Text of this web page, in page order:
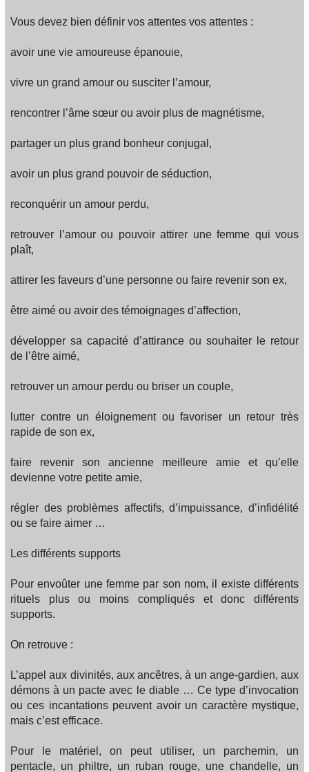
Vous devez bien définir vos attentes vos attentes :
avoir une vie amoureuse épanouie,
vivre un grand amour ou susciter l’amour,
rencontrer l’âme sœur ou avoir plus de magnétisme,
partager un plus grand bonheur conjugal,
avoir un plus grand pouvoir de séduction,
reconquérir un amour perdu,
retrouver l’amour ou pouvoir attirer une femme qui vous
plaît,
attirer les faveurs d’une personne ou faire revenir son ex,
être aimé ou avoir des témoignages d’affection,
développer sa capacité d’attirance ou souhaiter le retour
de l’être aimé,
retrouver un amour perdu ou briser un couple,
lutter contre un éloignement ou favoriser un retour très
rapide de son ex,
faire revenir son ancienne meilleure amie et qu’elle
devienne votre petite amie,
régler des problèmes affectifs, d’impuissance, d’infidélité
ou se faire aimer …
Les différents supports
Pour envoûter une femme par son nom, il existe différents
rituels plus ou moins compliqués et donc différents
supports.
On retrouve :
L’appel aux divinités, aux ancêtres, à un ange-gardien, aux
démons à un pacte avec le diable … Ce type d’invocation
ou ces incantations peuvent avoir un caractère mystique,
mais c’est efficace.
Pour le matériel, on peut utiliser, un parchemin, un
pentacle, un philtre, un ruban rouge, une chandelle, un